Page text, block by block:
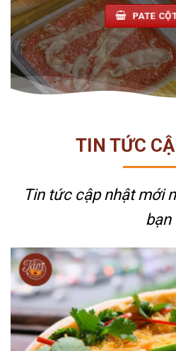
PATE
TIN TỨC
Tin tức cập nhật mới
bạn